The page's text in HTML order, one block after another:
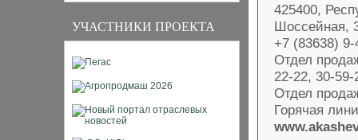
УЧАСТНИКИ ПРОЕКТА
425400,
Шоссейная,
+7 (83638)
Отдел
22-22, 30-59-
Отдел
Горячая